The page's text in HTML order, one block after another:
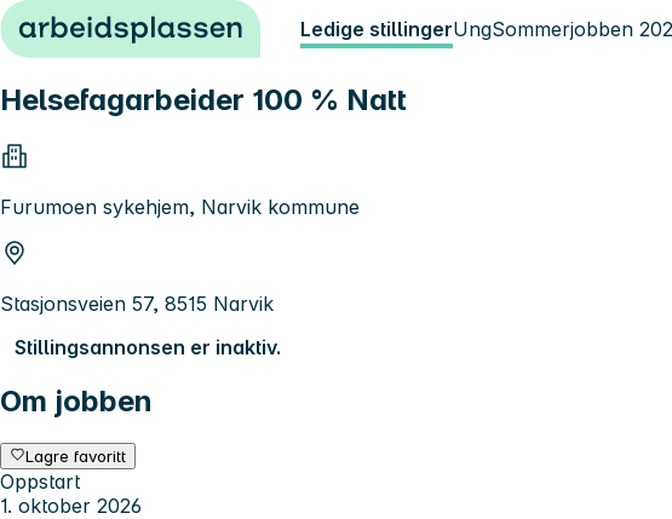
Hopp til innhold Ledige stillingerUngSommerjobben
Helsefagarbeider 100 % Natt
Furumoen sykehjem, Narvik kommune
Stasjonsveien 57, 8515 Narvik
Stillingsannonsen er inaktiv.
Om jobben
Lagre favoritt
Oppstart
1. oktober 2026